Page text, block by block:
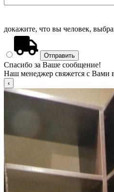
докажите, что вы человек,
Спасибо за Ваше сообщение!
Наш менеджер свяжется с Вами